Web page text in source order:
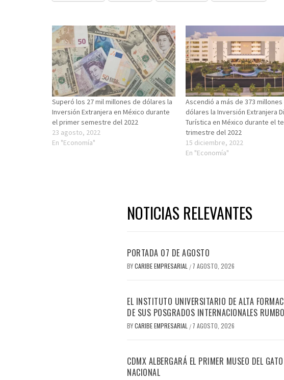
Superó los 27 mil millones de dólares la
Inversión Extranjera en México durante
el primer semestre del 2022
23 agosto, 2022
En "Economía"
Ascendió a más de 373 millones
dólares la Inversión Extranjera
Turística en México durante el
trimestre del 2022
15 diciembre, 2022
En "Economía"
NOTICIAS RELEVANTES
PORTADA 07 DE AGOSTO
BYCARIBE EMPRESARIAL / 7 AGOSTO, 2026
EL INSTITUTO UNIVERSITARIO DE ALTA
DE SUS POSGRADOS INTERNACIONALES
BYCARIBE EMPRESARIAL / 7 AGOSTO, 2026
CDMX ALBERGARÁ EL PRIMER MUSEO DEL
NACIONAL